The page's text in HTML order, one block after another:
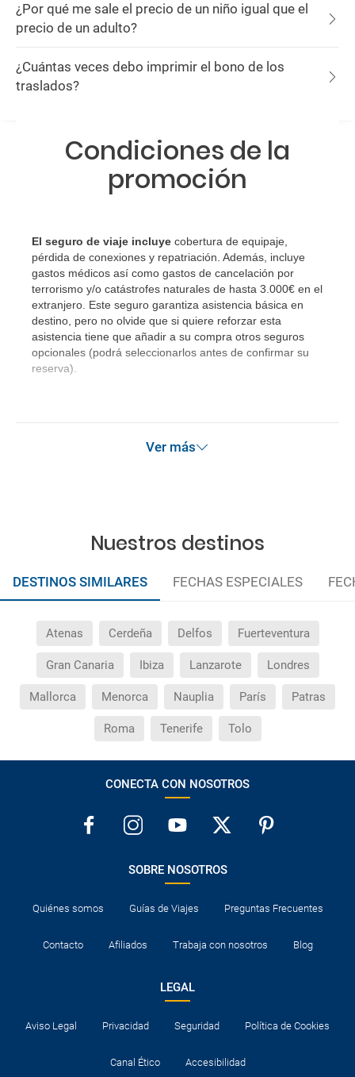
¿Por qué me sale el precio de un niño igual que el
precio de un adulto?
¿Cuántas veces debo imprimir el bono de los
traslados?
Condiciones de la
promoción
El seguro de viaje incluye cobertura de equipaje,
pérdida de conexiones y repatriación. Además, incluye
gastos médicos así como gastos de cancelación por
terrorismo y/o catástrofes naturales de hasta 3.000€ en el
extranjero. Este seguro garantiza asistencia básica en
destino, pero no olvide que si quiere reforzar esta
asistencia tiene que añadir a su compra otros seguros
opcionales (podrá seleccionarlos antes de confirmar su
reserva).
Ver más
Nuestros destinos
DESTINOS SIMILARES FECHAS ESPECIALES
Atenas Cerdeña Delfos Fuerteventura
Gran Canaria Ibiza Lanzarote Londres
Mallorca Menorca Nauplia París Patras
Roma Tenerife Tolo
CONECTA CON NOSOTROS
SOBRE NOSOTROS
Quiénes somos Guías de Viajes Preguntas Frecuentes
Contacto Afiliados Trabaja con nosotros Blog
LEGAL
Aviso Legal Privacidad Seguridad Política de Cookies
Canal Ético Accesibilidad